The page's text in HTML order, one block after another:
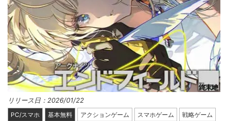
リリース日：2026/01/22
PC/スマホ 基本無料 アクションゲーム スマホゲーム 戦略ゲーム